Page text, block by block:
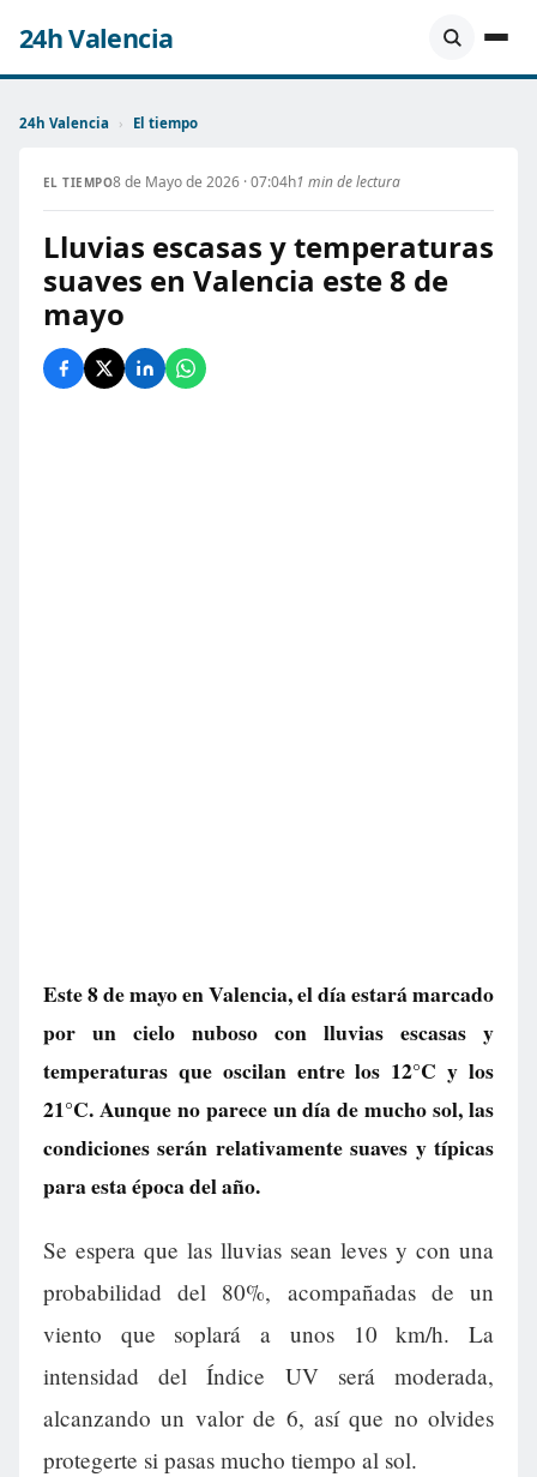
24h Valencia
24h Valencia › El tiempo
EL TIEMPO8 de Mayo de 2026 · 07:04h1 min de lectura
Lluvias escasas y temperaturas
suaves en Valencia este 8 de
mayo
Este 8 de mayo en Valencia, el día estará marcado
por un cielo nuboso con lluvias escasas y
temperaturas que oscilan entre los 12°C y los
21°C. Aunque no parece un día de mucho sol, las
condiciones serán relativamente suaves y típicas
para esta época del año.
Se espera que las lluvias sean leves y con una
probabilidad del 80%, acompañadas de un
viento que soplará a unos 10 km/h. La
intensidad del Índice UV será moderada,
alcanzando un valor de 6, así que no olvides
protegerte si pasas mucho tiempo al sol.